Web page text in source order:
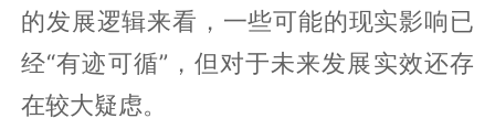
的发展逻辑来看，一些可能的现实影响已
经“有迹可循”，但对于未来发展实效还存
在较大疑虑。